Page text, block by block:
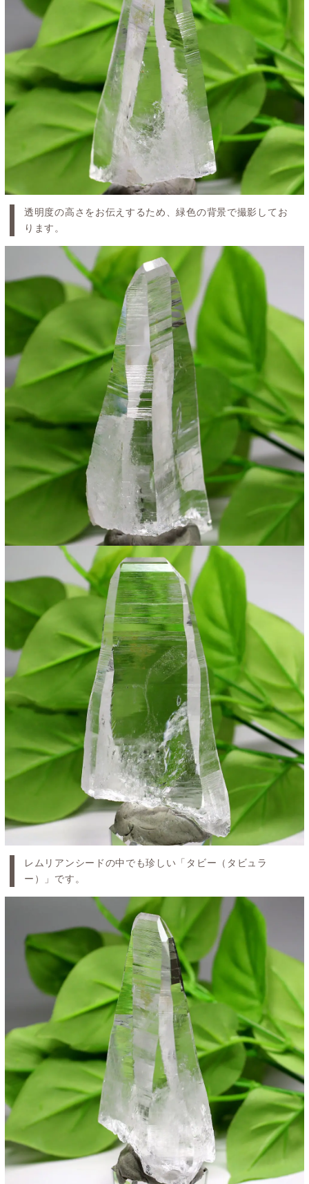
透明度の高さをお伝えするため、緑色の背景で撮影してお
ります。
レムリアンシードの中でも珍しい「タビー（タビュラ
ー）」です。